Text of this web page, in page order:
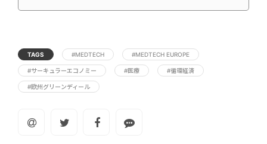
TAGS #MEDTECH #MEDTECH EUROPE
#サーキュラーエコノミー #医療 #循環経済
#欧州グリーンディール